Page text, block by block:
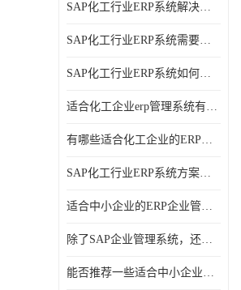
SAP化工行业ERP系统解决方案的细节和功能介绍？北京奥维奥
SAP化工行业ERP系统需要多少钱？北京奥维奥
SAP化工行业ERP系统如何帮助企业提率和降？北京奥维奥
适合化工企业erp管理系统有哪些？分别有哪些优势?
有哪些适合化工企业的ERP管理系统？分别需要多少钱？
SAP化工行业ERP系统方案介绍？SAP实施商，北京奥维奥
适合中小企业的ERP企业管理系统的价格大概是多少？北京奥维奥
除了SAP企业管理系统，还有哪些类似的企业管理软件可以推荐？
能否推荐一些适合中小企业的ERP企业管理软件？北京奥维奥